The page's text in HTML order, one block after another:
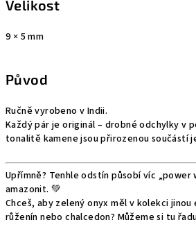
Velikost
9 × 5 mm
Původ
Ručně vyrobeno v Indii.
Každý pár je originál – drobné odchylky v
tonalitě kamene jsou přirozenou součástí
Upřímně? Tenhle odstín působí víc „power
amazonit. 💚
Chceš, aby zelený onyx měl v kolekci
růženín nebo chalcedon? Můžeme si tu